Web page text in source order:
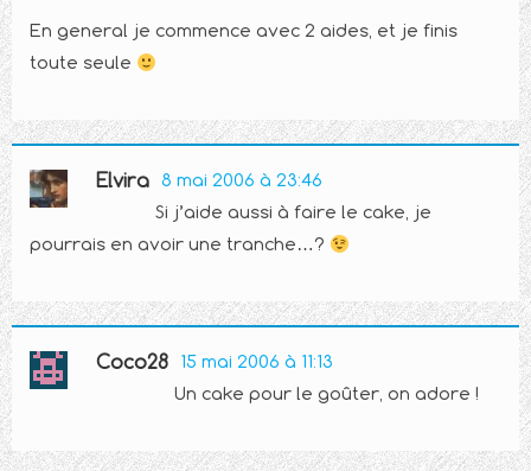
En general je commence avec 2 aides, et je finis
toute seule
Elvira 8 mai 2006 à 23:46
Si j’aide aussi à faire le cake, je
pourrais en avoir une tranche…?
Coco28 15 mai 2006 à 11:13
Un cake pour le goûter, on adore !